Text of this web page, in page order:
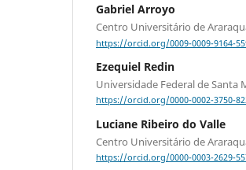
Gabriel Arroyo
Centro Universitário de
https://orcid.org/0009-0009-9164-
Ezequiel Redin
Universidade Federal de Santa
https://orcid.org/0000-0002-3750-
Luciane Ribeiro do Valle
Centro Universitário de
https://orcid.org/0000-0003-2629-